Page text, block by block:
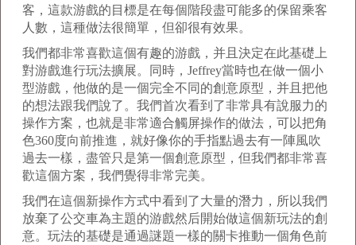
客，這款游戲的目標是在每個階段盡可能多的保留乘客
人數，這種做法很簡單，但卻很有效果。
我們都非常喜歡這個有趣的游戲，并且決定在此基礎上
對游戲進行玩法擴展。同時，Jeffrey當時也在做一個小
型游戲，他做的是一個完全不同的創意原型，并且把他
的想法跟我們說了。我們首次看到了非常具有說服力的
操作方案，也就是非常適合觸屏操作的做法，可以把角
色360度向前推進，就好像你的手指點過去有一陣風吹
過去一樣，盡管只是第一個創意原型，但我們都非常喜
歡這個方案，我們覺得非常完美。
我們在這個新操作方式中看到了大量的潛力，所以我們
放棄了公交車為主題的游戲然后開始做這個新玩法的創
意。玩法的基礎是通過謎題一樣的關卡推動一個角色前